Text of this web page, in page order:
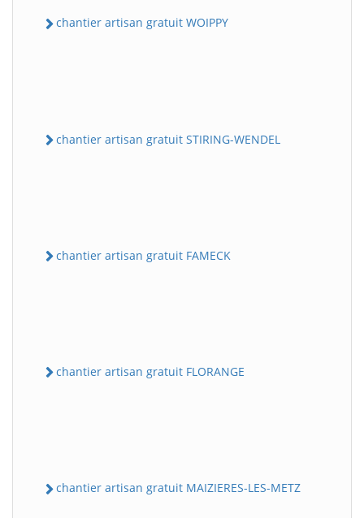
chantier artisan gratuit WOIPPY
chantier artisan gratuit STIRING-WENDEL
chantier artisan gratuit FAMECK
chantier artisan gratuit FLORANGE
chantier artisan gratuit MAIZIERES-LES-METZ